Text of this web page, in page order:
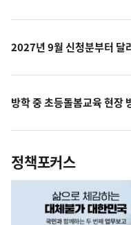
2027년 9월 신청분부터 달
방학 중 초등돌봄교육 현장
정책포커스